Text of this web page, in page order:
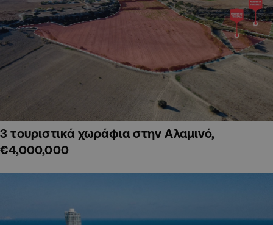
3 τουριστικά χωράφια στην Αλαμινό,
€4,000,000